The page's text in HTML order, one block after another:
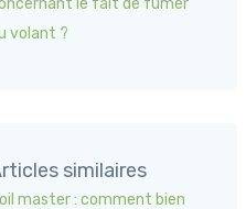
le fait de fumer
volant ?
similaires
master : comment bien